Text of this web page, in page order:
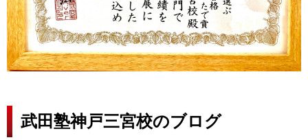
武田塾神戸三宮校のブログ